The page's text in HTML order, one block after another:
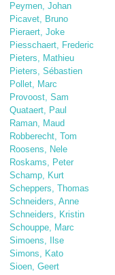
Peymen, Johan
Picavet, Bruno
Pieraert, Joke
Piesschaert, Frederic
Pieters, Mathieu
Pieters, Sébastien
Pollet, Marc
Provoost, Sam
Quataert, Paul
Raman, Maud
Robberecht, Tom
Roosens, Nele
Roskams, Peter
Schamp, Kurt
Scheppers, Thomas
Schneiders, Anne
Schneiders, Kristin
Schouppe, Marc
Simoens, Ilse
Simons, Kato
Sioen, Geert